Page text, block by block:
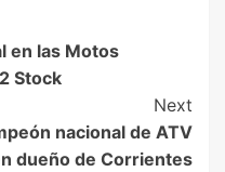
en las Motos
Stock
Next
nacional de ATV
dueño de Corrientes